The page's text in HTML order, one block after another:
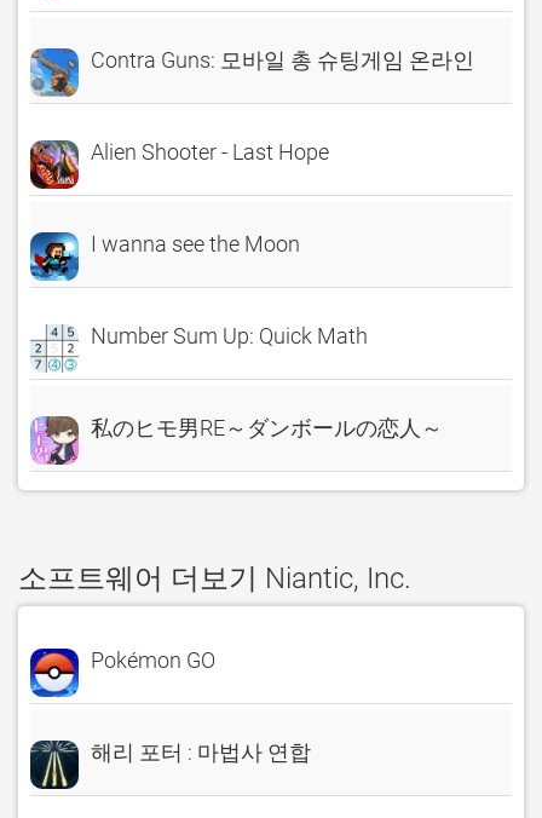
Contra Guns: 모바일 총 슈팅게임 온라인
Alien Shooter - Last Hope
I wanna see the Moon
Number Sum Up: Quick Math
私のヒモ男RE～ダンボールの恋人～
소프트웨어 더보기 Niantic, Inc.
Pokémon GO
해리 포터 : 마법사 연합